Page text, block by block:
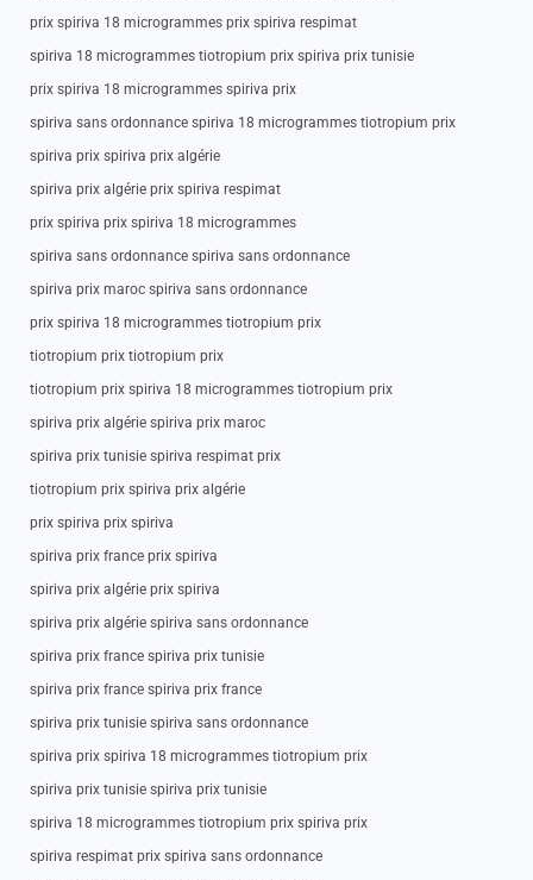
prix spiriva 18 microgrammes prix spiriva respimat
spiriva 18 microgrammes tiotropium prix spiriva prix tunisie
prix spiriva 18 microgrammes spiriva prix
spiriva sans ordonnance spiriva 18 microgrammes tiotropium prix
spiriva prix spiriva prix algérie
spiriva prix algérie prix spiriva respimat
prix spiriva prix spiriva 18 microgrammes
spiriva sans ordonnance spiriva sans ordonnance
spiriva prix maroc spiriva sans ordonnance
prix spiriva 18 microgrammes tiotropium prix
tiotropium prix tiotropium prix
tiotropium prix spiriva 18 microgrammes tiotropium prix
spiriva prix algérie spiriva prix maroc
spiriva prix tunisie spiriva respimat prix
tiotropium prix spiriva prix algérie
prix spiriva prix spiriva
spiriva prix france prix spiriva
spiriva prix algérie prix spiriva
spiriva prix algérie spiriva sans ordonnance
spiriva prix france spiriva prix tunisie
spiriva prix france spiriva prix france
spiriva prix tunisie spiriva sans ordonnance
spiriva prix spiriva 18 microgrammes tiotropium prix
spiriva prix tunisie spiriva prix tunisie
spiriva 18 microgrammes tiotropium prix spiriva prix
spiriva respimat prix spiriva sans ordonnance